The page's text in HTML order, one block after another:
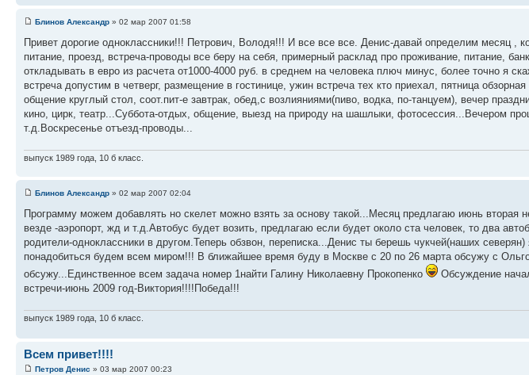
Блинов Александр » 02 мар 2007 01:58
Привет дорогие одноклассники!!! Петрович, Володя!!! И все все все. Денис-давай определим месяц ,
питание, проезд, встреча-проводы все беру на себя, примерный расклад про проживание, питание,
откладывать в евро из расчета от1000-4000 руб. в среднем на человека плюч минус, более точно я
встреча допустим в четверг, размещение в гостинице, ужин встреча тех кто приехал, пятница
общение круглый стол, соот.пит-е завтрак, обед,с возлияниями(пиво, водка, по-танцуем), вечер
кино, цирк, театр...Суббота-отдых, общение, выезд на природу на шашлыки, фотосессия...Вечером
т.д.Воскресенье отъезд-проводы...
выпуск 1989 года, 10 б класс.
Блинов Александр » 02 мар 2007 02:04
Программу можем добавлять но скелет можно взять за основу такой...Месяц предлагаю июнь вторая
везде -аэропорт, жд и т.д.Автобус будет возить, предлагаю если будет около ста человек, то два
родители-одноклассники в другом.Теперь обзвон, переписка...Денис ты берешь чукчей(наших
понадобиться будем всем миром!!! В ближайшее время буду в Москве с 20 по 26 марта обсужу с
обсужу...Единственное всем задача номер 1найти Галину Николаевну Прокопенко
Обсуждение
встречи-июнь 2009 год-Виктория!!!!Победа!!!
выпуск 1989 года, 10 б класс.
Всем привет!!!!
Петров Денис » 03 мар 2007 00:23